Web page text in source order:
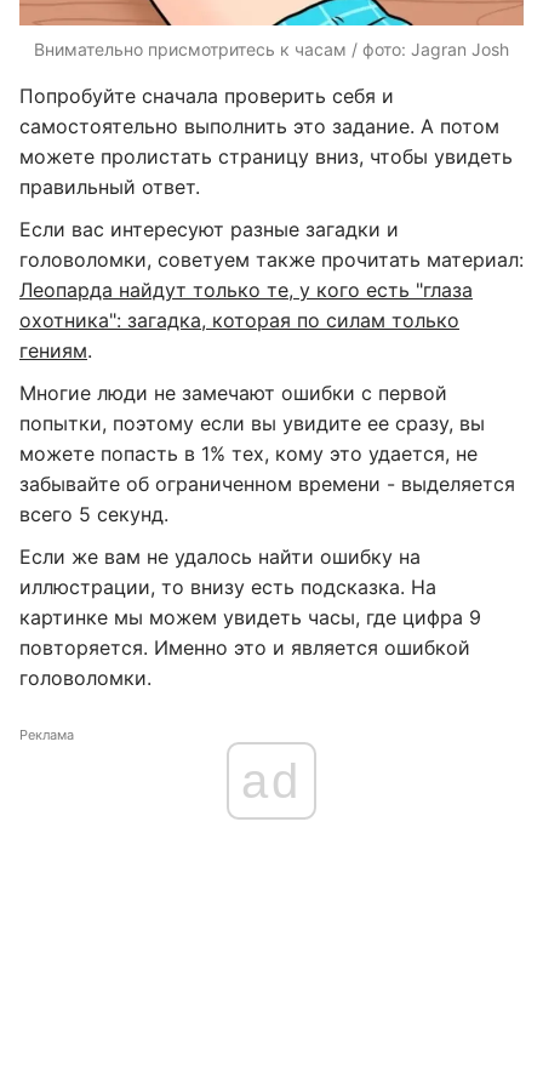
Внимательно присмотритесь к часам / фото: Jagran Josh
Попробуйте сначала проверить себя и
самостоятельно выполнить это задание. А потом
можете пролистать страницу вниз, чтобы увидеть
правильный ответ.
Если вас интересуют разные загадки и
головоломки, советуем также прочитать материал:
Леопарда найдут только те, у кого есть "глаза
охотника": загадка, которая по силам только
гениям.
Многие люди не замечают ошибки с первой
попытки, поэтому если вы увидите ее сразу, вы
можете попасть в 1% тех, кому это удается, не
забывайте об ограниченном времени - выделяется
всего 5 секунд.
Если же вам не удалось найти ошибку на
иллюстрации, то внизу есть подсказка. На
картинке мы можем увидеть часы, где цифра 9
повторяется. Именно это и является ошибкой
головоломки.
Реклама
ad